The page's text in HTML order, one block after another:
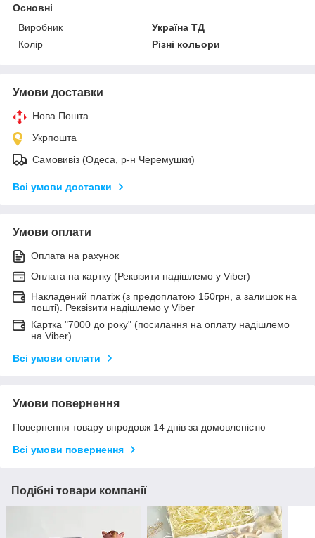
Основні
Виробник
Україна ТД
Колір
Різні кольори
Умови доставки
Нова Пошта
Укрпошта
Самовивіз (Одеса, р-н Черемушки)
Всі умови доставки
Умови оплати
Оплата на рахунок
Оплата на картку (Реквізити надішлемо у Viber)
Накладений платіж (з предоплатою 150грн, а залишок на
пошті). Реквізити надішлемо у Viber
Картка "7000 до року" (посилання на оплату надішлемо
на Viber)
Всі умови оплати
Умови повернення
Повернення товару впродовж 14 днів за домовленістю
Всі умови повернення
Подібні товари компанії